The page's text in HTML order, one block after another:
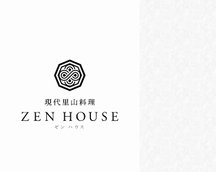
ゼン ハウス